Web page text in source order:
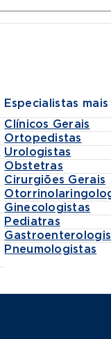
Especialistas
Clínicos Gerais
Ortopedistas
Urologistas
Obstetras
Cirurgiões Gerais
Ginecologistas
Pediatras
Pneumologistas